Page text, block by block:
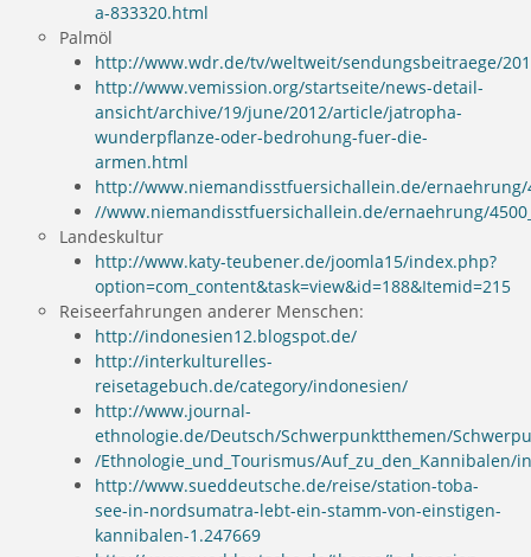
a-833320.html
Palmöl
http://www.wdr.de/tv/weltweit/sendungsbeitraege/
http://www.vemission.org/startseite/news-detail-
ansicht/archive/19/june/2012/article/jatropha-
wunderpflanze-oder-bedrohung-fuer-die-
armen.html
http://www.niemandisstfuersichallein.de/ernaehrung/
//www.niemandisstfuersichallein.de/ernaehrung/
Landeskultur
http://www.katy-teubener.de/joomla15/index.php?
option=com_content&task=view&id=188&Itemid=215
Reiseerfahrungen anderer Menschen:
http://indonesien12.blogspot.de/
http://interkulturelles-
reisetagebuch.de/category/indonesien/
http://www.journal-
ethnologie.de/Deutsch/Schwerpunktthemen/
/Ethnologie_und_Tourismus/Auf_zu_den_Kannibalen/
http://www.sueddeutsche.de/reise/station-toba-
see-in-nordsumatra-lebt-ein-stamm-von-einstigen-
kannibalen-1.247669